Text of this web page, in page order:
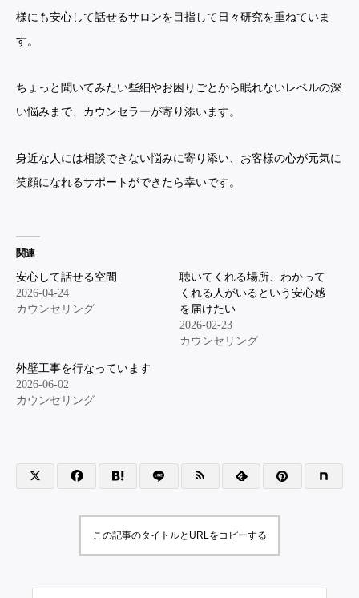
様にも安心して話せるサロンを目指して日々研究を重ねていま
す。
ちょっと聞いてみたい些細やお困りごとから眠れないレベルの深
い悩みまで、カウンセラーが寄り添います。
身近な人には相談できない悩みに寄り添い、お客様の心が元気に
笑顔になれるサポートができたら幸いです。
関連
安心して話せる空間
2026-04-24
カウンセリング
聴いてくれる場所、わかって
くれる人がいるという安心感
を届けたい
2026-02-23
カウンセリング
外壁工事を行なっています
2026-06-02
カウンセリング
この記事のタイトルとURLをコピーする